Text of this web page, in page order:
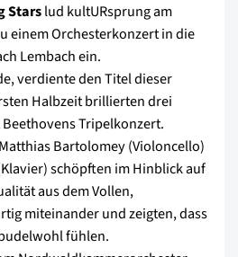
Starslud kultURsprung am
einem Orchesterkonzert in die
Lembach ein.
verdiente den Titel dieser
Halbzeit brillierten drei
Tripelkonzert.
Bartolomey (Violoncello)
schöpften im Hinblick auf
aus dem Vollen,
miteinander und zeigten, dass
fühlen.